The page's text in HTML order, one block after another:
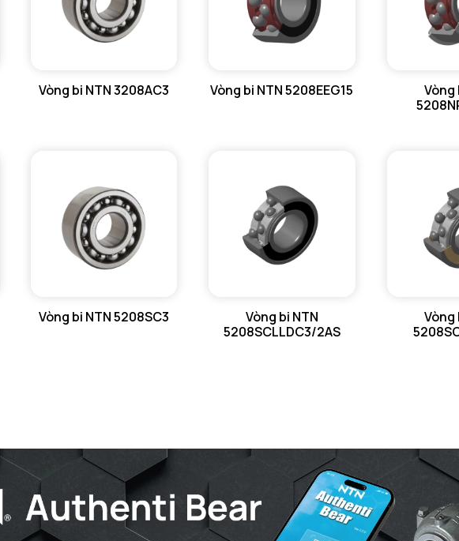
GIỚI HẠN
da min -
Da max
Vòng bi NTN 3208AC3 Vòng bi NTN 5208EEG15
Vòng
Vòng bi NTN 5208SC3
Vòng bi NTN
5208SCLLDC3/2AS
Vòng